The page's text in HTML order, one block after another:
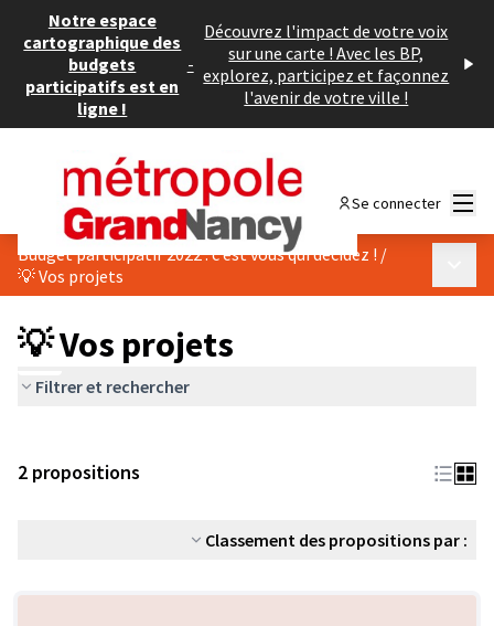
Notre espace
cartographique des
budgets
participatifs est en
ligne !
-
Découvrez l'impact de votre voix
sur une carte ! Avec les BP,
explorez, participez et façonnez
l'avenir de votre ville !
Se connecter
Budget participatif 2022 : c’est vous qui décidez ! /
💡 Vos projets
💡 Vos projets
Filtrer et rechercher
2 propositions
Classement des propositions par :